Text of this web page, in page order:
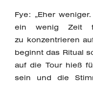
Fye: „Eher
ein wenig Zeit
zu konzentrieren
beginnt das Ritual
auf die Tour hieß
sein und die